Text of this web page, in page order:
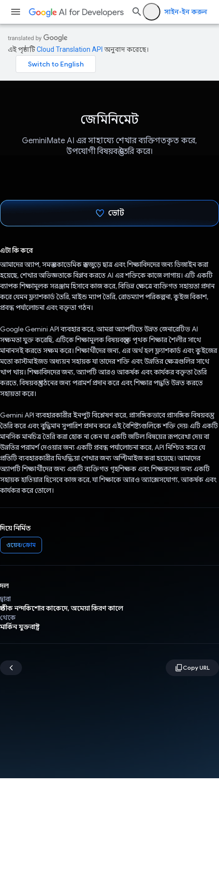
সাইন-ইন করুন
এই পৃষ্ঠাটিCloud Translation API অনুবাদ করেছে।
জেমিনিমেট
GeminiMate AI এর সাহায্যে শেখার ব্যক্তিগতকৃত করে,
উপযোগী বিষয়বস্তু তৈরি করে।
ভোট
এটা কি করে
আমাদের অ্যাপ, সমস্ত একাডেমিক স্তর জুড়ে ছাত্র এবং শিক্ষাবিদদের জন্য ডিজাইন করা
হয়েছে, শেখার অভিজ্ঞতাকে বিপ্লব করতে AI এর শক্তিকে কাজে লাগায়। এটি একটি
ব্যাপক শিক্ষামূলক সরঞ্জাম হিসাবে কাজ করে, বিভিন্ন ক্ষেত্রে ব্যক্তিগত সহায়তা প্রদান
করে যেমন ফ্ল্যাশকার্ড তৈরি, মাইন্ড ম্যাপ তৈরি, রোডম্যাপ পরিকল্পনা, কুইজ বিকাশ,
প্রবন্ধ পর্যালোচনা এবং বক্তৃতা গঠন।
Google Gemini API ব্যবহার করে, আমরা অ্যাপটিতে উন্নত জেনারেটিভ AI
সক্ষমতা যুক্ত করেছি, এটিকে শিক্ষামূলক বিষয়বস্তুকে পৃথক শিক্ষার শৈলীর সাথে
মানানসই করতে সক্ষম করে। শিক্ষার্থীদের জন্য, এর অর্থ হল ফ্ল্যাশকার্ড এবং কুইজের
মতো কাস্টমাইজড অধ্যয়ন সহায়ক যা তাদের শক্তি এবং উন্নতির ক্ষেত্রগুলির সাথে
খাপ খায়। শিক্ষাবিদদের জন্য, অ্যাপটি আরও আকর্ষক এবং কার্যকর বক্তৃতা তৈরি
করতে, বিষয়বস্তু গঠনের জন্য পরামর্শ প্রদান করে এবং শিক্ষার পদ্ধতি উন্নত করতে
সহায়তা করে।
Gemini API ব্যবহারকারীর ইনপুট বিশ্লেষণ করে, প্রাসঙ্গিকভাবে প্রাসঙ্গিক বিষয়বস্তু
তৈরি করে এবং বুদ্ধিমান সুপারিশ প্রদান করে এই বৈশিষ্ট্যগুলিকে শক্তি দেয়৷ এটি একটি
মানসিক মানচিত্র তৈরি করা হোক না কেন যা একটি জটিল বিষয়ের রূপরেখা দেয় বা
উন্নতির পরামর্শ দেওয়ার জন্য একটি প্রবন্ধ পর্যালোচনা করে, API নিশ্চিত করে যে
প্রতিটি ব্যবহারকারীর মিথস্ক্রিয়া শেখার জন্য অপ্টিমাইজ করা হয়েছে। আমাদের
অ্যাপটি শিক্ষার্থীদের জন্য একটি ব্যক্তিগত গৃহশিক্ষক এবং শিক্ষকদের জন্য একটি
সহায়ক হাতিয়ার হিসেবে কাজ করে, যা শিক্ষাকে আরও অ্যাক্সেসযোগ্য, আকর্ষক এবং
কার্যকর করে তোলে।
দিয়ে নির্মিত
ওয়েব/ক্রোম
দল
দ্বারা
প্রতীক নন্দকিশোর কাকেদে, অমেয়া কিরণ কালে
থেকে
মার্কিন যুক্তরাষ্ট্র